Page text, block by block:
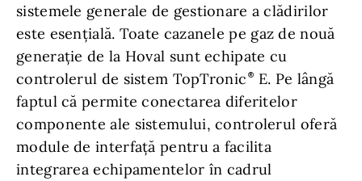
sistemele generale de gestionare a clădirilor
este esențială. Toate cazanele pe gaz de nouă
generație de la Hoval sunt echipate cu
controlerul de sistem TopTronic
E. Pe lângă
faptul că permite conectarea diferitelor
componente ale sistemului, controlerul oferă
module de interfață pentru a facilita
integrarea echipamentelor în cadrul